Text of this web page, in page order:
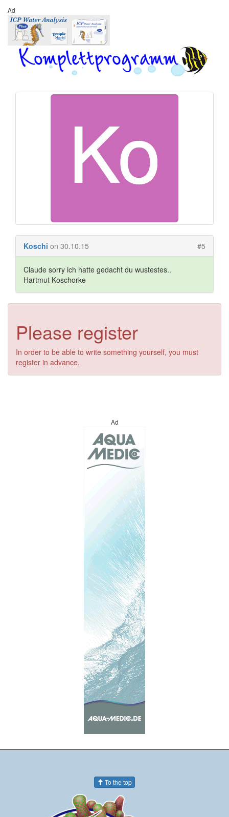
Ad
Koschi on 30.10.15 #5
Claude sorry ich hatte gedacht du wustestes..
Hartmut Koschorke
Please register
In order to be able to write something yourself, you must
register in advance.
Ad
To the top